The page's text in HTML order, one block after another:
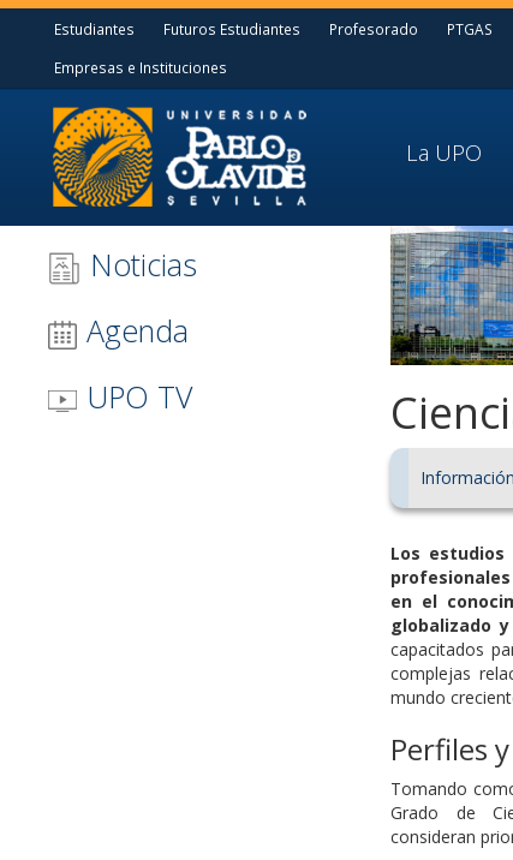
Estudiantes Futuros Estudiantes Profesorado
PTGAS
Empresas e Instituciones
La UPO
Noticias
Agenda
UPO TV
Los
en el
globalizado
capacitados
complejas
mundo
Perfiles
Tomando
Grado de
consideran